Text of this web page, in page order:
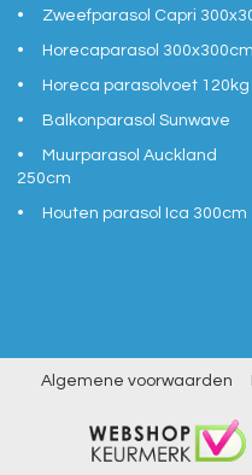
Zweefparasol Capri
Horecaparasol 300x300cm
Horeca parasolvoet 120kg
Balkonparasol Sunwave
Muurparasol Auckland
250cm
Houten parasol Ica 300cm
Algemene voorwaarden